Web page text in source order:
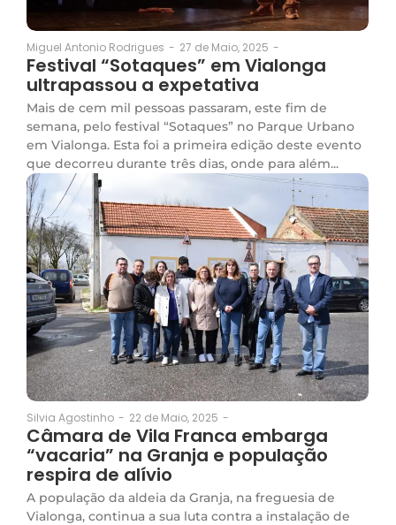
Miguel Antonio Rodrigues - 27 de Maio, 2025 -
Festival “Sotaques” em Vialonga
ultrapassou a expetativa
Mais de cem mil pessoas passaram, este fim de
semana, pelo festival “Sotaques” no Parque Urbano
em Vialonga. Esta foi a primeira edição deste evento
que decorreu durante três dias, onde para além...
Silvia Agostinho - 22 de Maio, 2025 -
Câmara de Vila Franca embarga
“vacaria” na Granja e população
respira de alívio
A população da aldeia da Granja, na freguesia de
Vialonga, continua a sua luta contra a instalação de